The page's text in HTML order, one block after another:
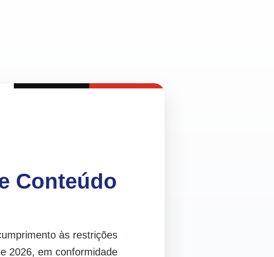
Conteúdo
às restrições
2026, em conformidade